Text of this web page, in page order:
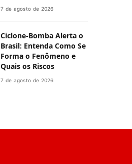
7 de agosto de 2026
Ciclone-Bomba Alerta o
Brasil: Entenda Como Se
Forma o Fenômeno e
Quais os Riscos
7 de agosto de 2026